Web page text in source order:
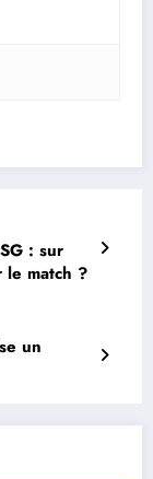
: sur
match ?
un